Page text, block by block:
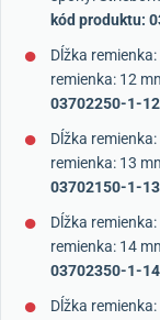
kód produktu:
Dĺžka
remienka: 12
03702250-1-12
Dĺžka
remienka: 13
03702150-1-13
Dĺžka
remienka: 14
03702350-1-14
Dĺžka